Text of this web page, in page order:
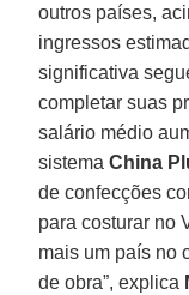
outros países,
ingressos
significativa
completar suas
salário médio
sistemaChina
de confecções
para costurar no
mais um país no
de obra”, explica